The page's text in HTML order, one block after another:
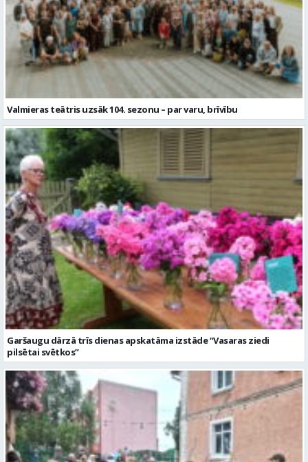
Valmieras teātris uzsāk 104. sezonu – par varu, brīvību
Garšaugu dārzā trīs dienas apskatāma izstāde “Vasaras ziedi
pilsētai svētkos”